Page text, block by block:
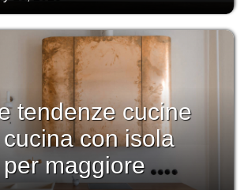
tendenze cucine
con isola
maggiore